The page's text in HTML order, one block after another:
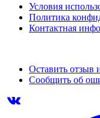
Условия
Политика
Контактная
Оставить отзыв
Сообщить об